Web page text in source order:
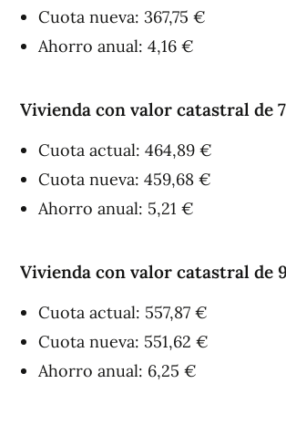
Cuota nueva: 367,75 €
Ahorro anual: 4,16 €
Vivienda con valor catastral de
Cuota actual: 464,89 €
Cuota nueva: 459,68 €
Ahorro anual: 5,21 €
Vivienda con valor catastral de
Cuota actual: 557,87 €
Cuota nueva: 551,62 €
Ahorro anual: 6,25 €